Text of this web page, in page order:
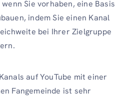
Sie vorhaben, eine Basis
indem Sie einen Kanal
bei Ihrer Zielgruppe
auf YouTube mit einer
Fangemeinde ist sehr